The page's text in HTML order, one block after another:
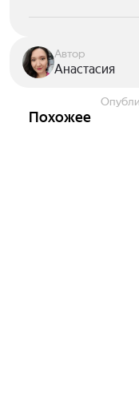
Автор
Анастасия
Похожее